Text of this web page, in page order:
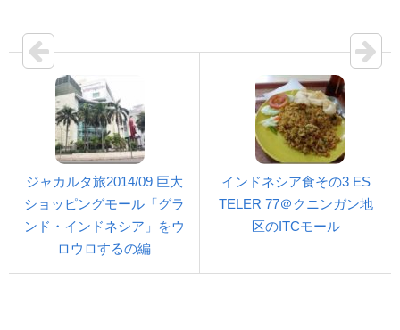
ジャカルタ旅2014/09 巨大
ショッピングモール「グラ
ンド・インドネシア」をウ
ロウロするの編
インドネシア食その3 ES
TELER 77＠クニンガン地
区のITCモール